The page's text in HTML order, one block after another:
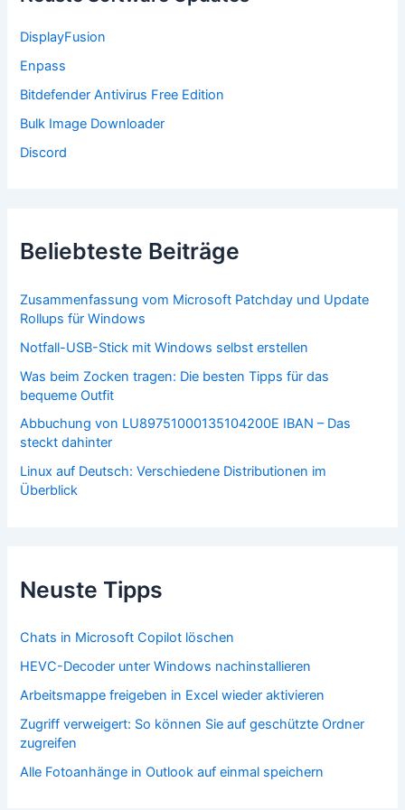
h
:
DisplayFusion
Enpass
Bitdefender Antivirus Free Edition
Bulk Image Downloader
Discord
Beliebteste Beiträge
Zusammenfassung vom Microsoft Patchday und Update
Rollups für Windows
Notfall-USB-Stick mit Windows selbst erstellen
Was beim Zocken tragen: Die besten Tipps für das
bequeme Outfit
Abbuchung von LU89751000135104200E IBAN – Das
steckt dahinter
Linux auf Deutsch: Verschiedene Distributionen im
Überblick
Neuste Tipps
Chats in Microsoft Copilot löschen
HEVC-Decoder unter Windows nachinstallieren
Arbeitsmappe freigeben in Excel wieder aktivieren
Zugriff verweigert: So können Sie auf geschützte Ordner
zugreifen
Alle Fotoanhänge in Outlook auf einmal speichern